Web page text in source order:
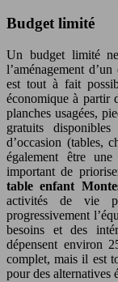
Budget limité
Un budget limité
l’aménagement
est tout à fait
économique à partir
planches usagées,
gratuits
d’occasion (tables,
également être
important de
table enfant
activités de vie
progressivement
besoins et des
dépensent environ
complet, mais il est
pour des alternatives